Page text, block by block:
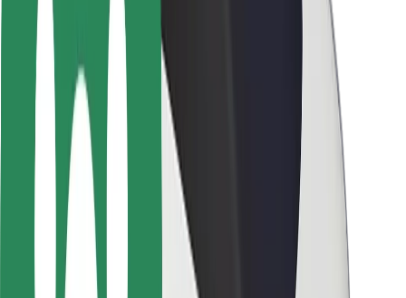
Seguridad para usuarios
Seguridad para conductores
Seguridad para patinetes
Safety Lab
Ciudades
Dónde estamos
Soluciones para las ciudades
Aeropuertos
Estaciones de carga de Bolt